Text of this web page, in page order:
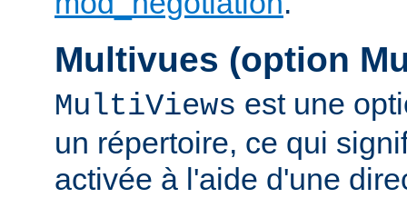
Multivues (option
MultiViews est une
un répertoire, ce qui
activée à l'aide d'une